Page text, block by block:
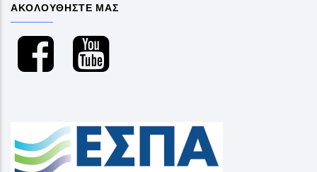
ΑΚΟΛΟΥΘΗΣΤΕ ΜΑΣ